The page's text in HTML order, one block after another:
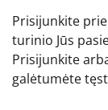
Prisijunkite
turinio Jūs
Prisijunkite
galėtumėte